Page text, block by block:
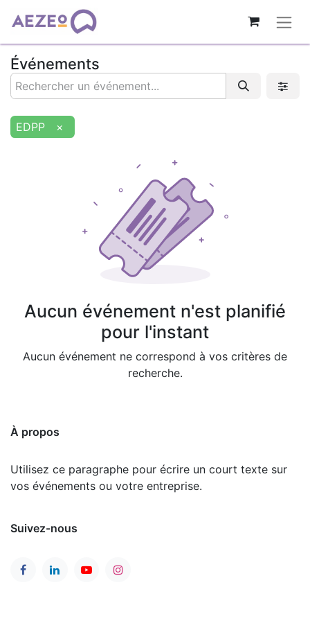
Événements
EDPP ×
Aucun événement n'est planifié
pour l'instant
Aucun événement ne correspond à vos critères de
recherche.
À propos
Utilisez ce paragraphe pour écrire un court texte sur
vos événements ou votre entreprise.
Suivez-nous